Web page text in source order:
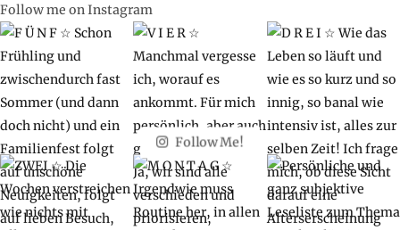
Follow me on Instagram
Follow Me!